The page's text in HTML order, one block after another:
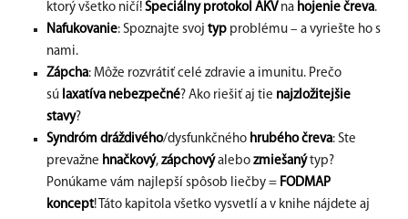
ktorý všetko ničí! Špeciálny protokol AKVna hojenie čreva.
Nafukovanie: Spoznajte svoj typ problému – a vyriešte ho s
nami.
Zápcha: Môže rozvrátiť celé zdravie a imunitu. Prečo
sú laxatíva nebezpečné? Ako riešiť aj tie najzložitejšie
stavy?
Syndróm dráždivého/dysfunkčného hrubého čreva: Ste
prevažne hnačkový, zápchovýalebo zmiešanýtyp?
Ponúkame vám najlepší spôsob liečby = FODMAP
koncept! Táto kapitola všetko vysvetlí a v knihe nájdete aj